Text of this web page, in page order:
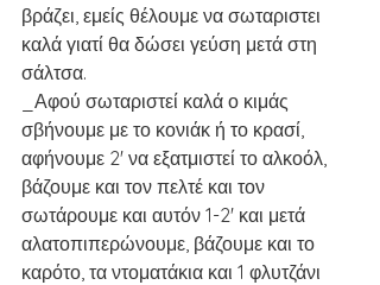
βράζει, εμείς θέλουμε να σωταριστει
καλά γιατί θα δώσει γεύση μετά στη
σάλτσα.
_Αφού σωταριστεί καλά ο κιμάς
σβήνουμε με το κονιάκ ή το κρασί,
αφήνουμε 2' να εξατμιστεί το αλκοόλ,
βάζουμε και τον πελτέ και τον
σωτάρουμε και αυτόν 1-2' και μετά
αλατοπιπερώνουμε, βάζουμε και το
καρότο, τα ντοματάκια και 1 φλυτζάνι